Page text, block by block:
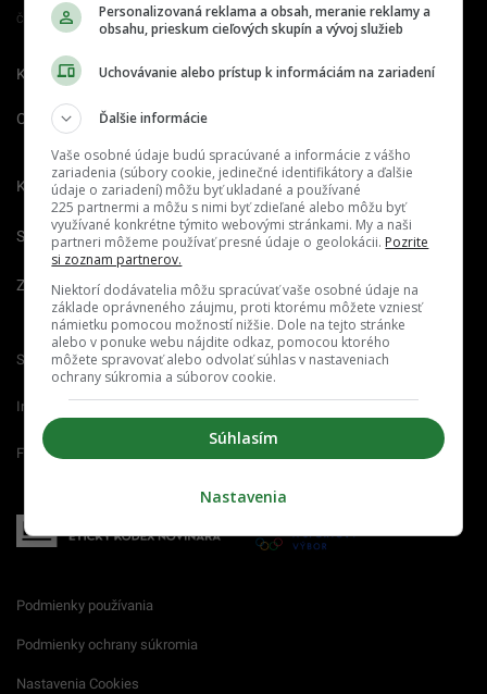
Člen združenia IAB Slovakia
Kontakt Inzercia Cenník
O nás Redakcia
Kariéra
Spravovať notifikácie
Zrušiť predplatné
Startitup.sk Fontech.sk Odzadu.sk
Interez.sk Emefka.sk Receptik.sk
Femm.sk
Podmienky používania
Podmienky ochrany súkromia
Nastavenia Cookies
Personalizovaná reklama a obsah, meranie reklamy a
obsahu, prieskum cieľových skupín a vývoj služieb
Uchovávanie alebo prístup k informáciám na zariadení
Ďalšie informácie
Vaše osobné údaje budú spracúvané a informácie z vášho
zariadenia (súbory cookie, jedinečné identifikátory a ďalšie
údaje o zariadení) môžu byť ukladané a používané
225 partnermi a môžu s nimi byť zdieľané alebo môžu byť
využívané konkrétne týmito webovými stránkami. My a naši
partneri môžeme používať presné údaje o geolokácii. Pozrite
si zoznam partnerov.
Niektorí dodávatelia môžu spracúvať vaše osobné údaje na
základe oprávneného záujmu, proti ktorému môžete vzniesť
námietku pomocou možností nižšie. Dole na tejto stránke
alebo v ponuke webu nájdite odkaz, pomocou ktorého
môžete spravovať alebo odvolať súhlas v nastaveniach
ochrany súkromia a súborov cookie.
Súhlasím
Nastavenia